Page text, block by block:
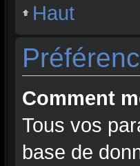
Haut
Comment
Tous vos
base de